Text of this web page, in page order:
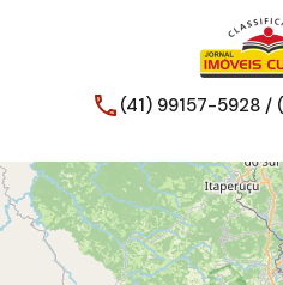
(41) 99157-5928 /